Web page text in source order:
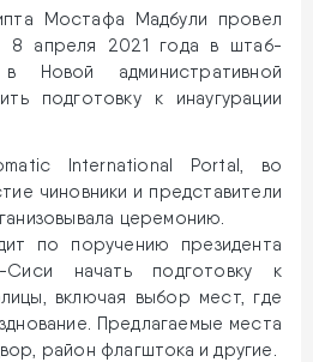
Мостафа Мадбули провел
8 апреля 2021 года в штаб-
Новой административной
подготовку к инаугурации
International Portal, во
чиновники и представители
церемонию.
по поручению президента
Сиси начать подготовку к
включая выбор мест, где
Предлагаемые места
район флагштока и другие.